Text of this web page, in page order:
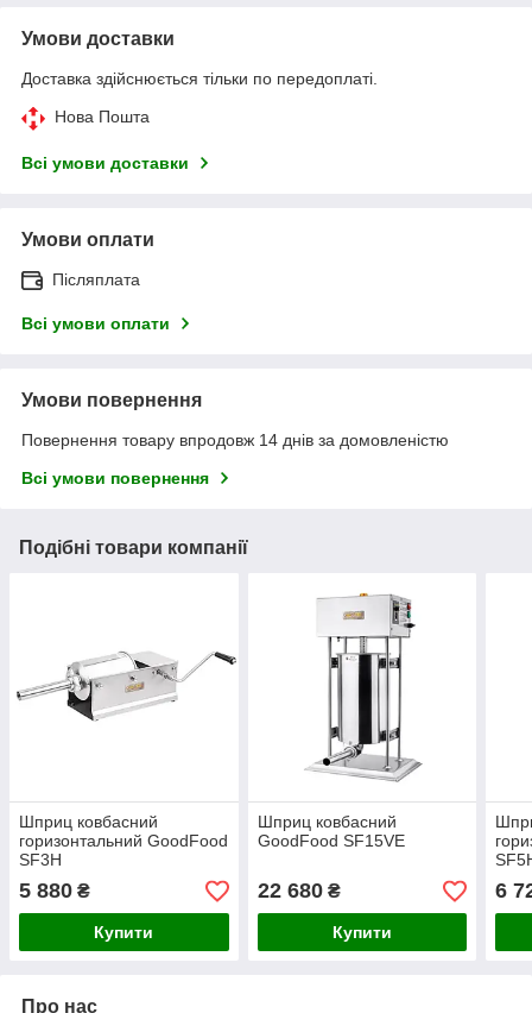
Умови доставки
Доставка здійснюється тільки по передоплаті.
Нова Пошта
Всі умови доставки
Умови оплати
Післяплата
Всі умови оплати
Умови повернення
Повернення товару впродовж 14 днів за домовленістю
Всі умови повернення
Подібні товари компанії
Шприц ковбасний
горизонтальний GoodFood
SF3H
5 880 ₴
Купити
Шприц ковбасний
GoodFood SF15VE
22 680₴
Купити
6
Про нас